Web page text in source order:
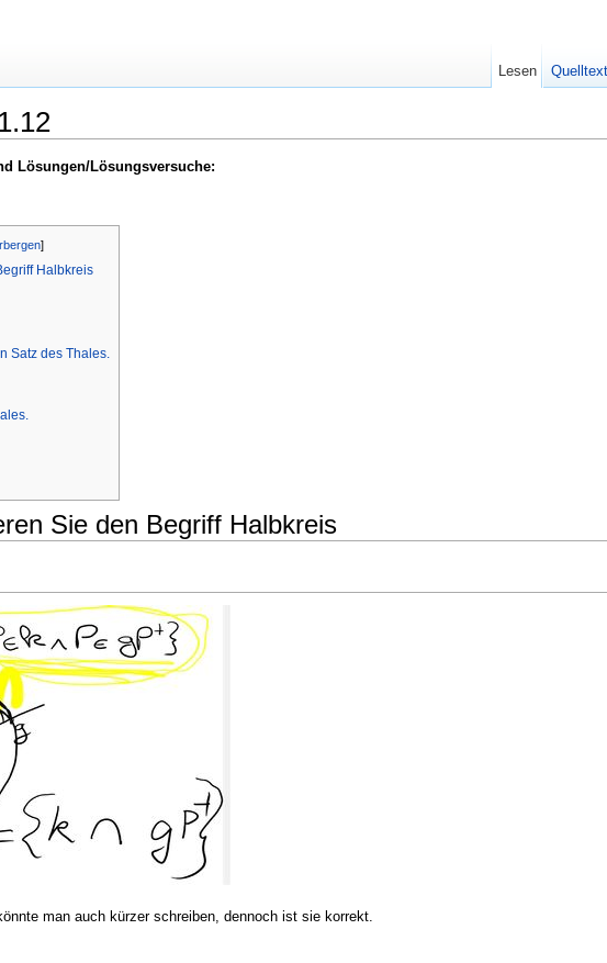
Lösungen/Lösungsversuche:
]
Halbkreis
Satz des Thales.
Sie den Begriff Halbkreis
man auch kürzer schreiben, dennoch ist sie korrekt.
Lesen